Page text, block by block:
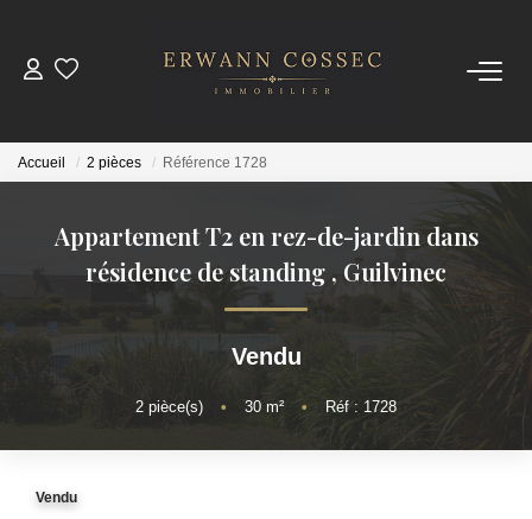
ESTIMER
Accueil 2 pièces Référence 1728
Appartement T2 en rez-de-jardin dans
résidence de standing , Guilvinec
Vendu
2 pièce(s) • 30 m² • Réf : 1728
Vendu